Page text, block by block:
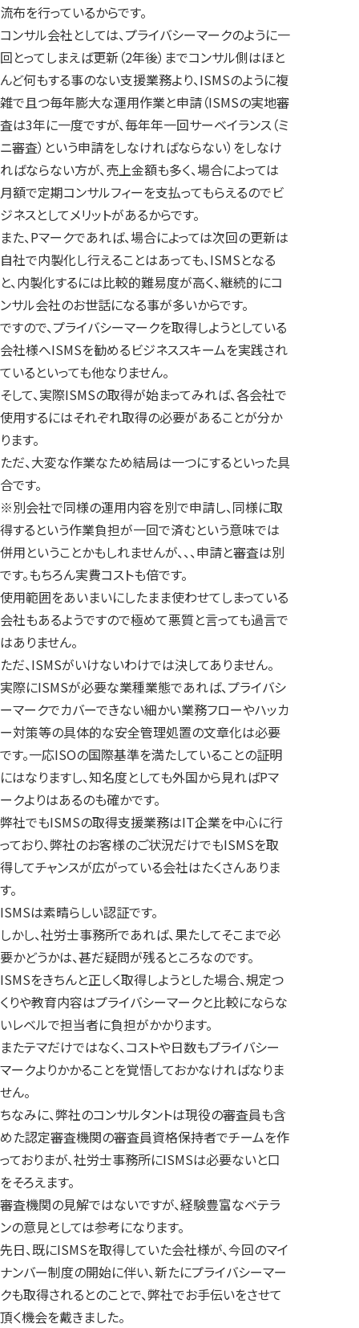
流布を行っているからです。
コンサル会社としては、プライバシーマークのように一
回とってしまえば更新（2年後）までコンサル側はほと
んど何もする事のない支援業務より、ISMSのように複
雑で且つ毎年膨大な運用作業と申請（ISMSの実地審
査は3年に一度ですが、毎年年一回サーベイランス（ミ
ニ審査）という申請をしなければならない）をしなけ
ればならない方が、売上金額も多く、場合によっては
月額で定期コンサルフィーを支払ってもらえるのでビ
ジネスとしてメリットがあるからです。
また、Pマークであれば、場合によっては次回の更新は
自社で内製化し行えることはあっても、ISMSとなる
と、内製化するには比較的難易度が高く、継続的にコ
ンサル会社のお世話になる事が多いからです。
ですので、プライバシーマークを取得しようとしている
会社様へISMSを勧めるビジネススキームを実践され
ているといっても他なりません。
そして、実際ISMSの取得が始まってみれば、各会社で
使用するにはそれぞれ取得の必要があることが分か
ります。
ただ、大変な作業なため結局は一つにするといった具
合です。
※別会社で同様の運用内容を別で申請し、同様に取
得するという作業負担が一回で済むという意味では
併用ということかもしれませんが、、、申請と審査は別
です。もちろん実費コストも倍です。
使用範囲をあいまいにしたまま使わせてしまっている
会社もあるようですので極めて悪質と言っても過言で
はありません。
ただ、ISMSがいけないわけでは決してありません。
実際にISMSが必要な業種業態であれば、プライバシ
ーマークでカバーできない細かい業務フローやハッカ
ー対策等の具体的な安全管理処置の文章化は必要
です。一応ISOの国際基準を満たしていることの証明
にはなりますし、知名度としても外国から見ればPマ
ークよりはあるのも確かです。
弊社でもISMSの取得支援業務はIT企業を中心に行
っており、弊社のお客様のご状況だけでもISMSを取
得してチャンスが広がっている会社はたくさんありま
す。
ISMSは素晴らしい認証です。
しかし、社労士事務所であれば、果たしてそこまで必
要かどうかは、甚だ疑問が残るところなのです。
ISMSをきちんと正しく取得しようとした場合、規定つ
くりや教育内容はプライバシーマークと比較にならな
いレベルで担当者に負担がかかります。
またテマだけではなく、コストや日数もプライバシー
マークよりかかることを覚悟しておかなければなりま
せん。
ちなみに、弊社のコンサルタントは現役の審査員も含
めた認定審査機関の審査員資格保持者でチームを作
っておりまが、社労士事務所にISMSは必要ないと口
をそろえます。
審査機関の見解ではないですが、経験豊富なベテラ
ンの意見としては参考になります。
先日、既にISMSを取得していた会社様が、今回のマイ
ナンバー制度の開始に伴い、新たにプライバシーマー
クも取得されるとのことで、弊社でお手伝いをさせて
頂く機会を戴きました。